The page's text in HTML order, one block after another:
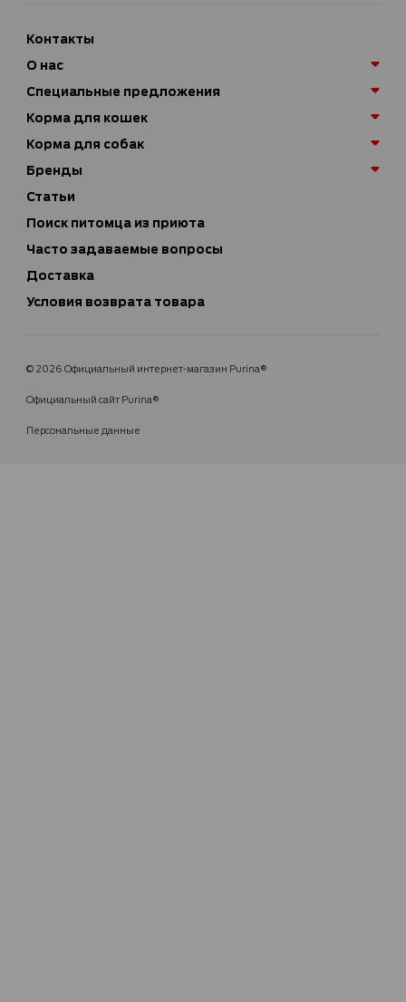
Контакты
О нас
Специальные предложения
Корма для кошек
Корма для собак
Бренды
Статьи
Поиск питомца из приюта
Часто задаваемые вопросы
Доставка
Условия возврата товара
© 2026 Официальный интернет-магазин Purina®
Официальный сайт Purina®
Персональные данные